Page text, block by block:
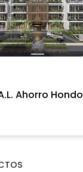
Ahorro Hondo